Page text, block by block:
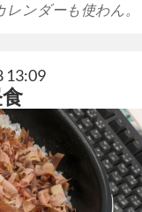
レンダーも使わん。
13:09